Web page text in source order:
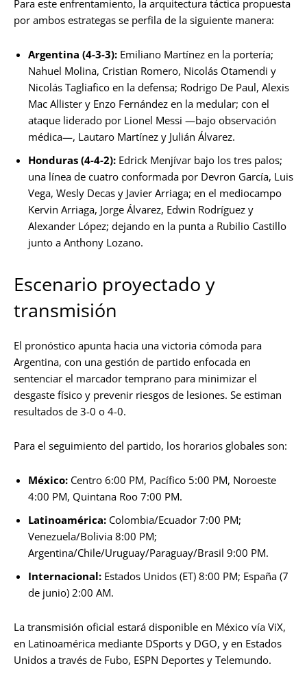
Para este enfrentamiento, la arquitectura táctica propuesta
por ambos estrategas se perfila de la siguiente manera:
Argentina (4-3-3): Emiliano Martínez en la portería;
Nahuel Molina, Cristian Romero, Nicolás Otamendi y
Nicolás Tagliafico en la defensa; Rodrigo De Paul, Alexis
Mac Allister y Enzo Fernández en la medular; con el
ataque liderado por Lionel Messi —bajo observación
médica—, Lautaro Martínez y Julián Álvarez.
Honduras (4-4-2): Edrick Menjívar bajo los tres palos;
una línea de cuatro conformada por Devron García, Luis
Vega, Wesly Decas y Javier Arriaga; en el mediocampo
Kervin Arriaga, Jorge Álvarez, Edwin Rodríguez y
Alexander López; dejando en la punta a Rubilio Castillo
junto a Anthony Lozano.
Escenario proyectado y
transmisión
El pronóstico apunta hacia una victoria cómoda para
Argentina, con una gestión de partido enfocada en
sentenciar el marcador temprano para minimizar el
desgaste físico y prevenir riesgos de lesiones. Se estiman
resultados de 3-0 o 4-0.
Para el seguimiento del partido, los horarios globales son:
México: Centro 6:00 PM, Pacífico 5:00 PM, Noroeste
4:00 PM, Quintana Roo 7:00 PM.
Latinoamérica: Colombia/Ecuador 7:00 PM;
Venezuela/Bolivia 8:00 PM;
Argentina/Chile/Uruguay/Paraguay/Brasil 9:00 PM.
Internacional: Estados Unidos (ET) 8:00 PM; España (7
de junio) 2:00 AM.
La transmisión oficial estará disponible en México vía ViX,
en Latinoamérica mediante DSports y DGO, y en Estados
Unidos a través de Fubo, ESPN Deportes y Telemundo.